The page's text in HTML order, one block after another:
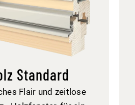
Standard
Flair und zeitlose